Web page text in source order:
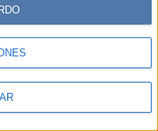
su consentimiento.
de sus datos
pero usted
Sus
en cualquier